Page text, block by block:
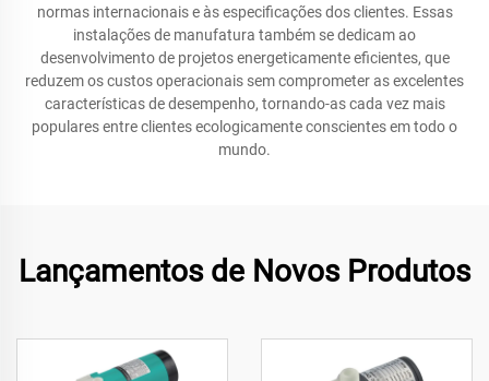
normas internacionais e às especificações dos clientes. Essas
instalações de manufatura também se dedicam ao
desenvolvimento de projetos energeticamente eficientes, que
reduzem os custos operacionais sem comprometer as excelentes
características de desempenho, tornando-as cada vez mais
populares entre clientes ecologicamente conscientes em todo o
mundo.
Lançamentos de Novos Produtos